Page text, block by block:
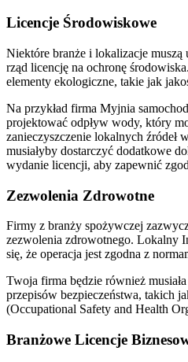
Licencje Środowiskowe
Niektóre branże i lokalizacje muszą
rząd licencję na ochronę
elementy ekologiczne, takie jak
Na przykład firma Myjnia
projektować odpływ wody, który
zanieczyszczenie lokalnych źródeł
musiałyby dostarczyć dodatkowe
wydanie licencji, aby zapewnić
Zezwolenia Zdrowotne
Firmy z branży spożywczej
zezwolenia zdrowotnego. Lokalny
się, że operacja jest zgodna z
Twoja firma będzie również
przepisów bezpieczeństwa, takich
(Occupational Safety and Health
Branżowe Licencje